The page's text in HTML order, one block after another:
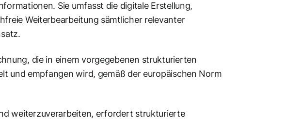
Sie umfasst die digitale Erstellung,
Weiterbearbeitung sämtlicher relevanter
die in einem vorgegebenen strukturierten
und empfangen wird, gemäß der europäischen Norm
weiterzuverarbeiten, erfordert strukturierte